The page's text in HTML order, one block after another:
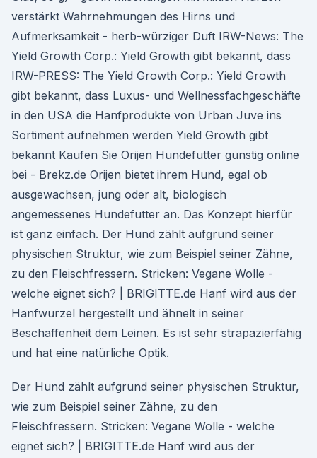
verstärkt Wahrnehmungen des Hirns und
Aufmerksamkeit - herb-würziger Duft IRW-News: The
Yield Growth Corp.: Yield Growth gibt bekannt, dass
IRW-PRESS: The Yield Growth Corp.: Yield Growth
gibt bekannt, dass Luxus- und Wellnessfachgeschäfte
in den USA die Hanfprodukte von Urban Juve ins
Sortiment aufnehmen werden Yield Growth gibt
bekannt Kaufen Sie Orijen Hundefutter günstig online
bei - Brekz.de Orijen bietet ihrem Hund, egal ob
ausgewachsen, jung oder alt, biologisch
angemessenes Hundefutter an. Das Konzept hierfür
ist ganz einfach. Der Hund zählt aufgrund seiner
physischen Struktur, wie zum Beispiel seiner Zähne,
zu den Fleischfressern. Stricken: Vegane Wolle -
welche eignet sich? | BRIGITTE.de Hanf wird aus der
Hanfwurzel hergestellt und ähnelt in seiner
Beschaffenheit dem Leinen. Es ist sehr strapazierfähig
und hat eine natürliche Optik.
Der Hund zählt aufgrund seiner physischen Struktur,
wie zum Beispiel seiner Zähne, zu den
Fleischfressern. Stricken: Vegane Wolle - welche
eignet sich? | BRIGITTE.de Hanf wird aus der